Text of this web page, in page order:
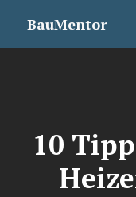
InhaltBauMentor
10